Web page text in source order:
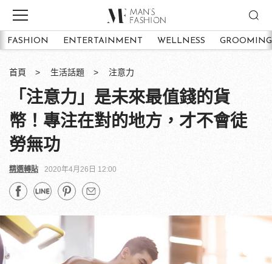
FASHION ENTERTAINMENT WELLNESS GROOMING
首頁 生活話題 注意力
「注意力」是未來最值錢的貨
幣！專注在對的地方，才不會徒
勞無功
精選轉貼 2020年4月26日 12:00